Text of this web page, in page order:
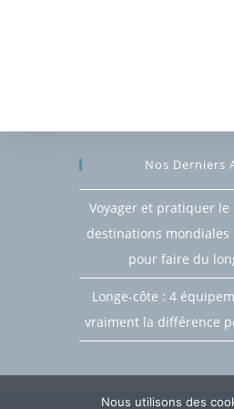
Nos Derniers
Voyager et pratiquer le
destinations
pour faire du
Longe-côte : 4
vraiment la différence
Nous utilisons des